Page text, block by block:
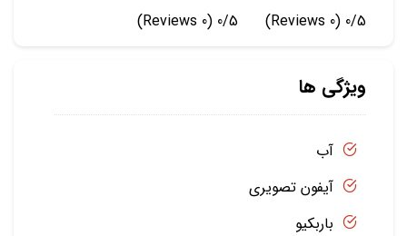
0/5
(0 Reviews)
0/5
(0 Reviews)
ویژگی ها
آب
آیفون تصویری
باربکیو